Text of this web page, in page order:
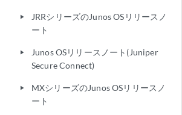
play_arrow
JRRシリーズのJunos OSリリースノ
ート
play_arrow
Junos OSリリースノート(Juniper
Secure Connect)
play_arrow
MXシリーズのJunos OSリリースノ
ート